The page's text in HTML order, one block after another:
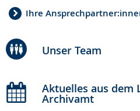
Ihre
Unser Team
Aktuelles aus dem
Archivamt